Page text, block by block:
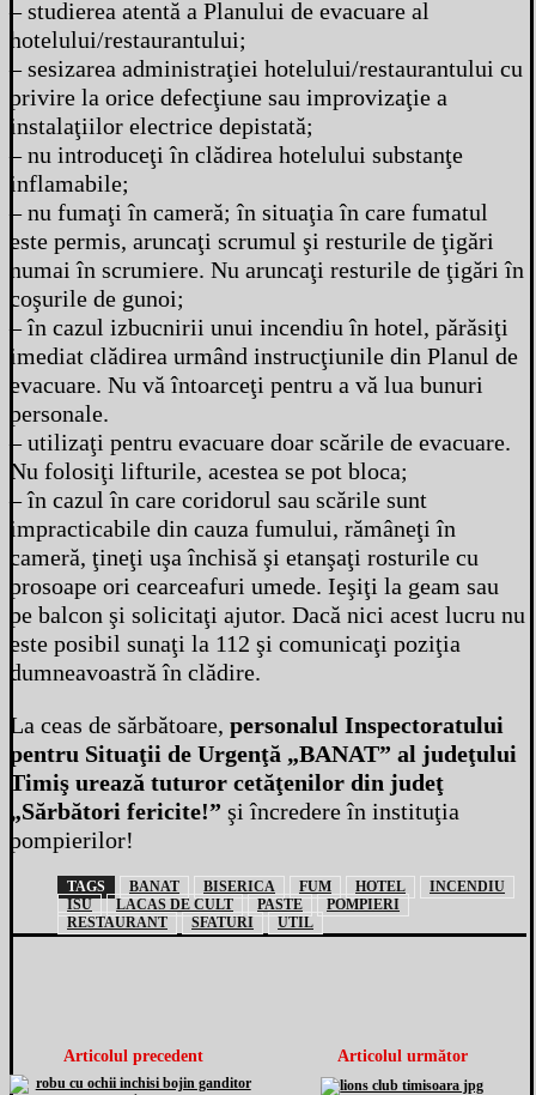
– studierea atentă a Planului de evacuare al
hotelului/restaurantului;
– sesizarea administraţiei hotelului/restaurantului cu
privire la orice defecţiune sau improvizaţie a
instalaţiilor electrice depistată;
– nu introduceţi în clădirea hotelului substanţe
inflamabile;
– nu fumaţi în cameră; în situaţia în care fumatul
este permis, aruncaţi scrumul şi resturile de ţigări
numai în scrumiere. Nu aruncaţi resturile de ţigări în
coşurile de gunoi;
– în cazul izbucnirii unui incendiu în hotel, părăsiţi
imediat clădirea urmând instrucţiunile din Planul de
evacuare. Nu vă întoarceţi pentru a vă lua bunuri
personale.
– utilizaţi pentru evacuare doar scările de evacuare.
Nu folosiţi lifturile, acestea se pot bloca;
– în cazul în care coridorul sau scările sunt
impracticabile din cauza fumului, rămâneţi în
cameră, ţineţi uşa închisă şi etanşaţi rosturile cu
prosoape ori cearceafuri umede. Ieşiţi la geam sau
pe balcon şi solicitaţi ajutor. Dacă nici acest lucru nu
este posibil sunaţi la 112 şi comunicaţi poziţia
dumneavoastră în clădire.
La ceas de sărbătoare, personalul Inspectoratului
pentru Situaţii de Urgenţă „BANAT” al judeţului
Timiş urează tuturor cetăţenilor din judeţ
„Sărbători fericite!” şi încredere în instituţia
pompierilor!
TAGS BANAT BISERICA FUM HOTEL
INCENDIU
ISU
LACAS DE CULT PASTE
POMPIERI
RESTAURANT
SFATURI UTIL
Articolul precedent Articolul următor